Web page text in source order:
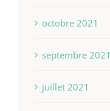
octobre 2021
septembre 2021
juillet 2021